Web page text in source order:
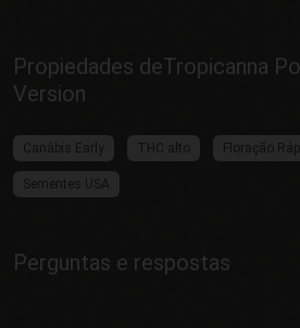
Propiedades deTropicanna
Version
Canábis Early THC alto Floração
Sementes USA
Perguntas e respostas